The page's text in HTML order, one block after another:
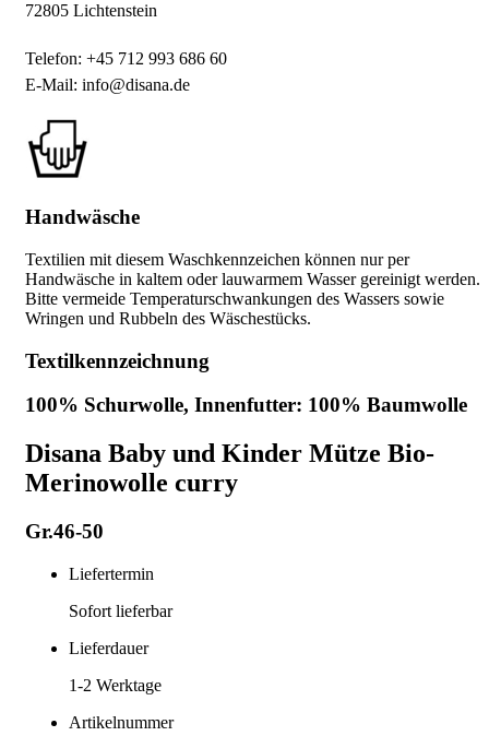
72805 Lichtenstein
Telefon: +45 712 993 686 60
E-Mail: info@disana.de
Handwäsche
Textilien mit diesem Waschkennzeichen können nur per
Handwäsche in kaltem oder lauwarmem Wasser gereinigt werden.
Bitte vermeide Temperaturschwankungen des Wassers sowie
Wringen und Rubbeln des Wäschestücks.
Textilkennzeichnung
100% Schurwolle, Innenfutter: 100% Baumwolle
Disana Baby und Kinder Mütze Bio-
Merinowolle curry
Gr.46-50
Liefertermin
Sofort lieferbar
Lieferdauer
1-2 Werktage
Artikelnummer